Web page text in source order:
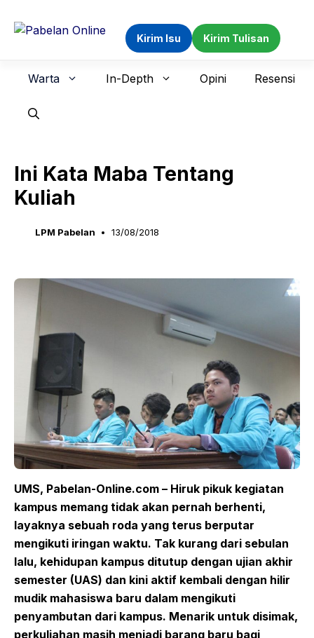
Kirim Isu Kirim Tulisan
Warta In-Depth Opini Resensi
Ini Kata Maba Tentang
Kuliah
LPM Pabelan 13/08/2018
UMS, Pabelan-Online.com – Hiruk pikuk kegiatan
kampus memang tidak akan pernah berhenti,
layaknya sebuah roda yang terus berputar
mengikuti iringan waktu. Tak kurang dari sebulan
lalu, kehidupan kampus ditutup dengan ujian akhir
semester (UAS) dan kini aktif kembali dengan hilir
mudik mahasiswa baru dalam mengikuti
penyambutan dari kampus. Menarik untuk disimak,
perkuliahan masih menjadi barang baru bagi